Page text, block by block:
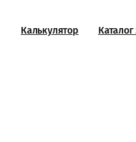
Калькулятор